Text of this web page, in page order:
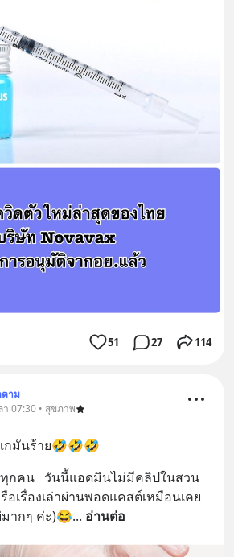
51 27 114
าม
า 07:30 • สุขภาพ
แกมันร้าย🤣🤣🤣
กคน   วันนี้แอดมินไม่มีคลิปในสวน
อเรื่องเล่าผ่านพอดแคสต์เหมือนเคย
มากๆ ค่ะ)😂... อ่านต่อ